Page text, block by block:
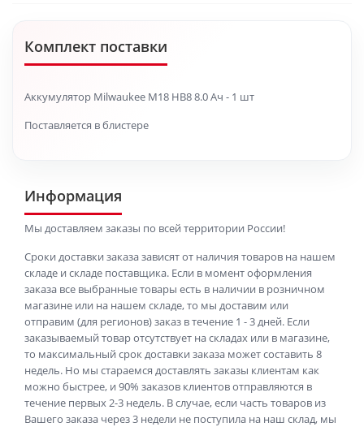
Комплект поставки
Аккумулятор Milwaukee M18 HB8 8.0 Ач - 1 шт
Поставляется в блистере
Информация
Мы доставляем заказы по всей территории России!
Сроки доставки заказа зависят от наличия товаров на нашем
складе и складе поставщика. Если в момент оформления
заказа все выбранные товары есть в наличии в розничном
магазине или на нашем складе, то мы доставим или
отправим (для регионов) заказ в течение 1 - 3 дней. Если
заказываемый товар отсутствует на складах или в магазине,
то максимальный срок доставки заказа может составить 8
недель. Но мы стараемся доставлять заказы клиентам как
можно быстрее, и 90% заказов клиентов отправляются в
течение первых 2-3 недель. В случае, если часть товаров из
Вашего заказа через 3 недели не поступила на наш склад, мы